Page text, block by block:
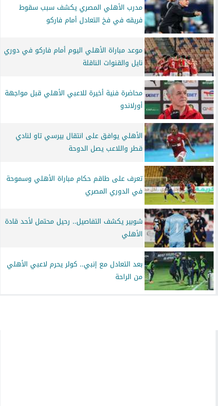
مدرب الأهلي المصري يكشف سبب سقوط
فريقه في فخ التعادل أمام فاركو
موعد مباراة الأهلي اليوم أمام فاركو في دوري
نايل والقنوات الناقلة
محاضرة فنية أخيرة للاعبي الأهلي قبل مواجهة
أورلاندو
الأهلي يوافق على انتقال بيرسي تاو لنادي
قطر واللاعب يصل الدوحة
تعرف على طاقم حكام مباراة الأهلي وسموحة
في الدوري المصري
شوبير يكشف التفاصيل.. رحيل محتمل لأحد قادة
الأهلي
بعد التعادل مع إنبي.. كولر يحرم لاعبي الأهلي
من الراحة